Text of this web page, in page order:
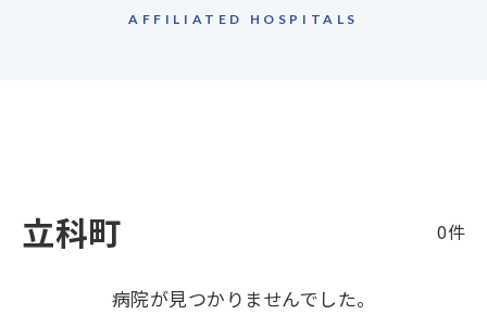
AFFILIATED HOSPITALS
立科町 0件
病院が見つかりませんでした。